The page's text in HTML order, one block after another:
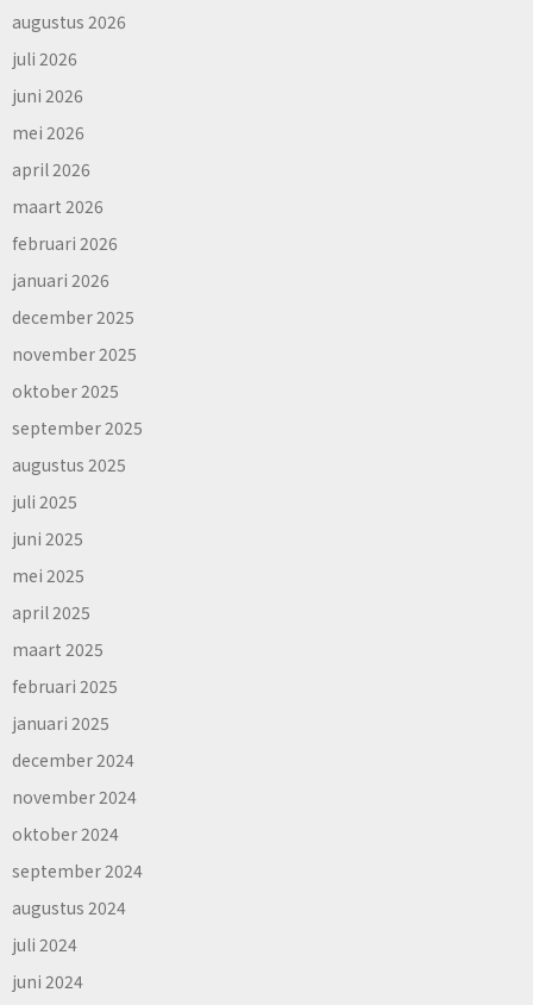
augustus 2026
juli 2026
juni 2026
mei 2026
april 2026
maart 2026
februari 2026
januari 2026
december 2025
november 2025
oktober 2025
september 2025
augustus 2025
juli 2025
juni 2025
mei 2025
april 2025
maart 2025
februari 2025
januari 2025
december 2024
november 2024
oktober 2024
september 2024
augustus 2024
juli 2024
juni 2024